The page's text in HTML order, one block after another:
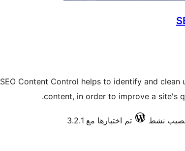
SEO Content Control helps to identify and
content, in order to improve a site's
تم اختبارها مع 3.2.1